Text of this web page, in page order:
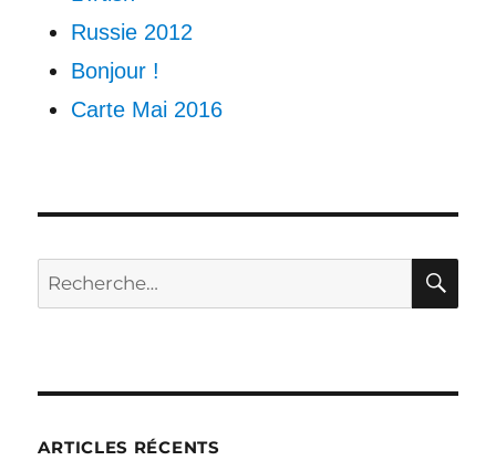
Russie 2012
Bonjour !
Carte Mai 2016
Recherche
pour :
ARTICLES RÉCENTS